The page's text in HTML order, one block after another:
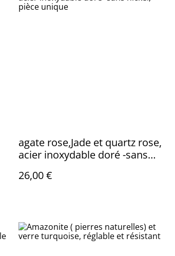
agate rose,Jade et quartz rose,
acier inoxydable doré -sans
26,00 €